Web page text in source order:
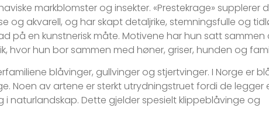
markblomster og insekter. «Prestekrage» supplerer
og akvarell, og har skapt detaljrike, stemningsfulle og
på en kunstnerisk måte. Motivene har hun satt sammen
hvor hun bor sammen med høner, griser, hunden og
blåvinger, gullvinger og stjertvinger. I Norge er
Noen av artene er sterkt utrydningstruet fordi de legger
naturlandskap. Dette gjelder spesielt klippeblåvinge og